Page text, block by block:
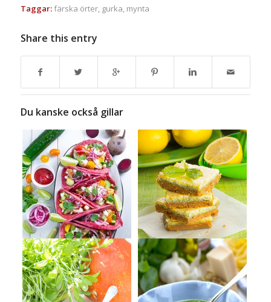
Taggar:färska örter, gurka, mynta
Share this entry
Du kanske också gillar